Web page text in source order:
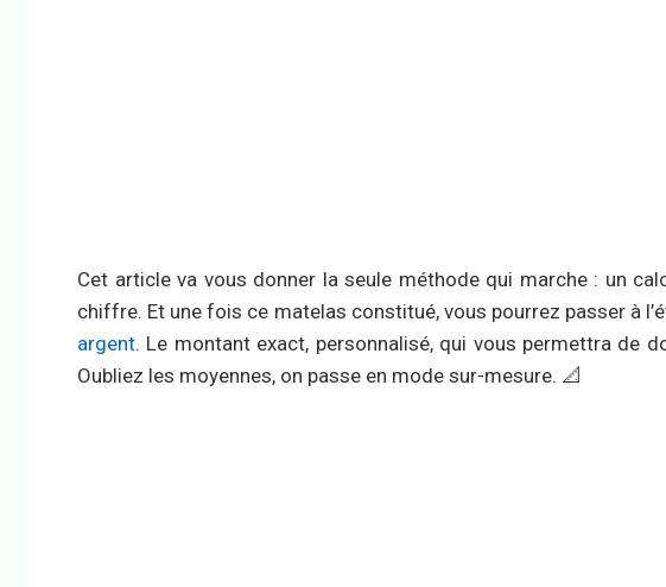
Cet article va vous donner la seule méthode qui marche : un
chiffre. Et une fois ce matelas constitué, vous pourrez passer à
argent. Le montant exact, personnalisé, qui vous permettra de
Oubliez les moyennes, on passe en mode sur-mesure. 📐